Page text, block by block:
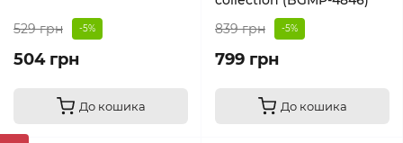
529 грн -5%
504 грн
До кошика
839 грн
-5%
799 грн
До кошика